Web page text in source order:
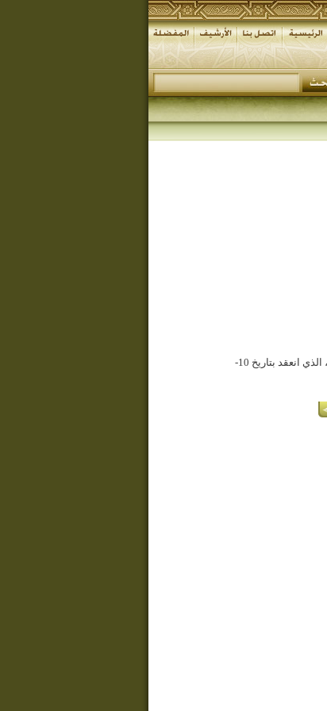
الملتقى الدولي الثاني بدمشق، تحت عنوان (الرسول الأعظم (ص) رمز التضامن الإسلامي)، الذي انعقد بتاريخ 10-